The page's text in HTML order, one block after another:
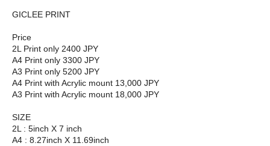
GICLEE PRINT
Price
2L Print only 2400 JPY
A4 Print only 3300 JPY
A3 Print only 5200 JPY
A4 Print with Acrylic mount 13,000 JPY
A3 Print with Acrylic mount 18,000 JPY
SIZE
2L : 5inch X 7 inch
A4 : 8.27inch X 11.69inch